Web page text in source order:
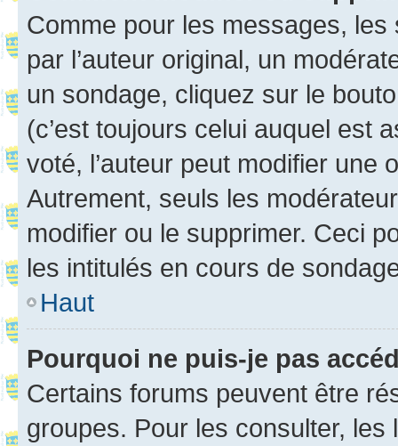
Comme pour les messages,
par l’auteur original, un
un sondage, cliquez sur le
(c’est toujours celui auquel est
voté, l’auteur peut modifier une
Autrement, seuls les
modifier ou le supprimer. Ceci
les intitulés en cours de
Haut
Pourquoi ne puis-je pas
Certains forums peuvent être
groupes. Pour les consulter,